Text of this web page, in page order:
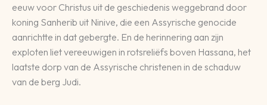
eeuw voor Christus uit de geschiedenis weggebrand door
koning Sanherib uit Ninive, die een Assyrische genocide
aanrichtte in dat gebergte. En de herinnering aan zijn
exploten liet vereeuwigen in rotsreliëfs boven Hassana, het
laatste dorp van de Assyrische christenen in de schaduw
van de berg Judi.